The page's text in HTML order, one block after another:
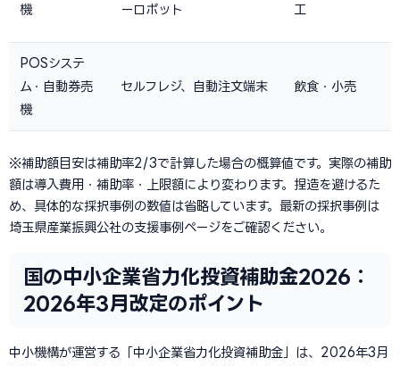
機
ーロボット
工
POSシステ
ム・自動券売
機
セルフレジ、自動注文端末 飲食・小売
※補助額目安は補助率2/3で計算した場合の概算値です。実際の補助
額は導入費用・補助率・上限額により変わります。捏造を避けるた
め、具体的な採択事例の数値は省略しています。最新の採択事例は
埼玉県産業振興公社の支援事例ページをご確認ください。
国の中小企業省力化投資補助金2026：
2026年3月改定のポイント
中小機構が運営する「中小企業省力化投資補助金」は、2026年3月